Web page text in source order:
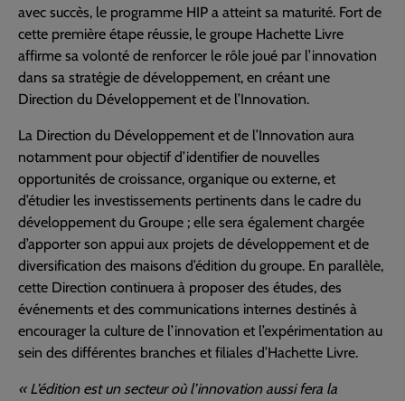
avec succès, le programme HIP a atteint sa maturité. Fort de
cette première étape réussie, le groupe Hachette Livre
affirme sa volonté de renforcer le rôle joué par l’innovation
dans sa stratégie de développement, en créant une
Direction du Développement et de l’Innovation.
La Direction du Développement et de l’Innovation aura
notamment pour objectif d’identifier de nouvelles
opportunités de croissance, organique ou externe, et
d’étudier les investissements pertinents dans le cadre du
développement du Groupe ; elle sera également chargée
d’apporter son appui aux projets de développement et de
diversification des maisons d’édition du groupe. En parallèle,
cette Direction continuera à proposer des études, des
événements et des communications internes destinés à
encourager la culture de l’innovation et l’expérimentation au
sein des différentes branches et filiales d’Hachette Livre.
« L’édition est un secteur où l’innovation aussi fera la